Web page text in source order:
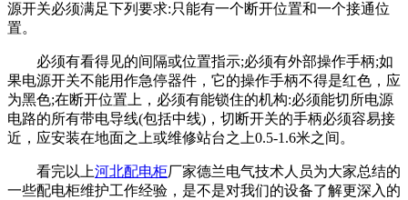
源开关必须满足下列要求:只能有一个断开位置和一个接通位
置。
必须有看得见的间隔或位置指示;必须有外部操作手柄;如
果电源开关不能用作急停器件，它的操作手柄不得是红色，应
为黑色;在断开位置上，必须有能锁住的机构:必须能切所电源
电路的所有带电导线(包括中线)，切断开关的手柄必须容易接
近，应安装在地面之上或维修站台之上0.5-1.6米之间。
看完以上河北配电柜厂家德兰电气技术人员为大家总结的
一些配电柜维护工作经验，是不是对我们的设备了解更深入的